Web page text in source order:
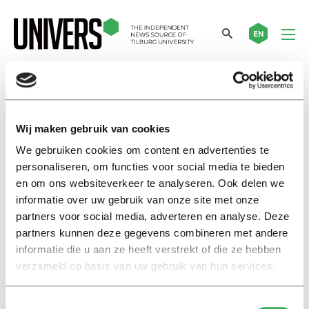
Wij maken gebruik van cookies
We gebruiken cookies om content en advertenties te
personaliseren, om functies voor social media te bieden
en om ons websiteverkeer te analyseren. Ook delen we
informatie over uw gebruik van onze site met onze
partners voor social media, adverteren en analyse. Deze
partners kunnen deze gegevens combineren met andere
informatie die u aan ze heeft verstrekt of die ze hebben
verzameld op basis van uw gebruik van hun services.
EN
Frans Siemer
Telling History
Brabant Student Guild:
vacations have (almost) started
so we get to work
27 juni 2022
Sprekend verleden
Brabants Studentengilde: het is
(bijna) vakantie dus we gaan